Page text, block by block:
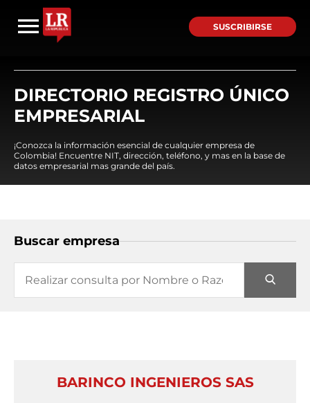
SUSCRIBIRSE
DIRECTORIO REGISTRO ÚNICO
EMPRESARIAL
¡Conozca la información esencial de cualquier empresa de
Colombia! Encuentre NIT, dirección, teléfono, y mas en la base de
datos empresarial mas grande del país.
Buscar empresa
BARINCO INGENIEROS SAS